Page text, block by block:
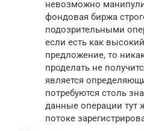
невозможно
фондовая биржа
подозрительными
если есть как
предложение, то
проделать не
является
потребуются столь
данные операции тут
потоке